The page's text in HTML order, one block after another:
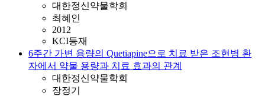
대한정신약물학회
최혜인
2012
KCI등재
6주간 가변 용량의 Quetiapine으로 치료 받은 조현병 환
자에서 약물 용량과 치료 효과의 관계
대한정신약물학회
장정기